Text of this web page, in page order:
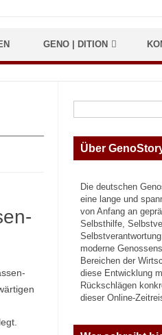
GENO | DITION
Suchen
Über
Die deutschen
eine lange und
von Anfang an
Selbsthilfe,
moderne
Bereichen der
diese Entwicklung
Rückschlägen
dieser Online-